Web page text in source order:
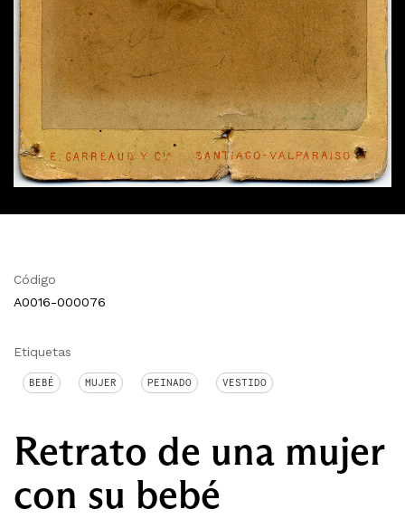
Código
A0016-000076
Etiquetas
BEBÉ MUJER PEINADO VESTIDO
Retrato de una mujer
con su bebé